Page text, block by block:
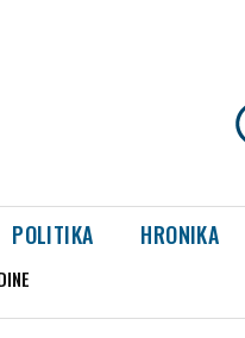
POLITIKA HRONIKA
dočekale Mohameda Salaha